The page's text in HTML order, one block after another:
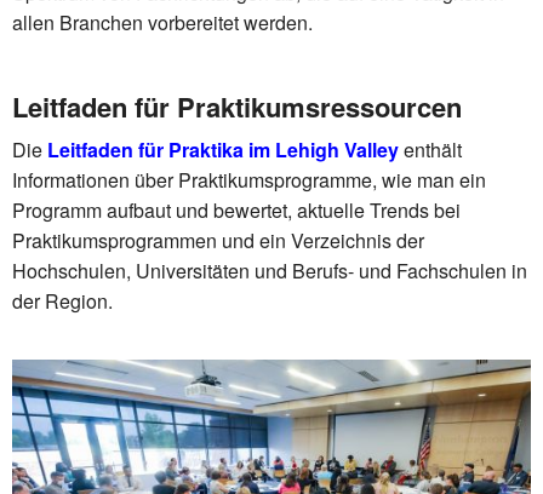
allen Branchen vorbereitet werden.
Leitfaden für Praktikumsressourcen
Die Leitfaden für Praktika im Lehigh Valleyenthält
Informationen über Praktikumsprogramme, wie man ein
Programm aufbaut und bewertet, aktuelle Trends bei
Praktikumsprogrammen und ein Verzeichnis der
Hochschulen, Universitäten und Berufs- und Fachschulen in
der Region.